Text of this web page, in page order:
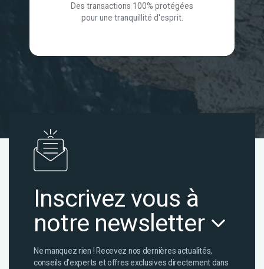
Des transactions 100% protégées
pour une tranquillité d'esprit.
Inscrivez vous à
notre newsletter
Ne manquez rien ! Recevez nos dernières actualités,
conseils d’experts et offres exclusives directement dans